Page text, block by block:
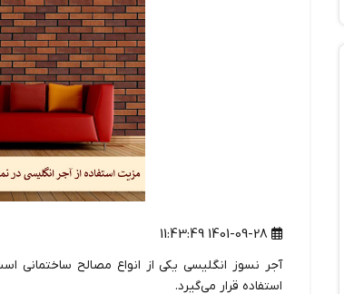
1401-09-28 11:43:49
آجر نسوز انگلیسی یکی از انواع مصالح ساختمانی
استفاده قرار می‌گیرد.